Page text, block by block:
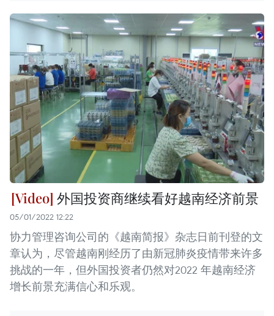
外国投资商继续看好越南经济前景
05/01/2022 12:22
协力管理咨询公司的《越南简报》杂志日前刊登的文
章认为，尽管越南刚经历了由新冠肺炎疫情带来许多
挑战的一年，但外国投资者仍然对2022 年越南经济
增长前景充满信心和乐观。